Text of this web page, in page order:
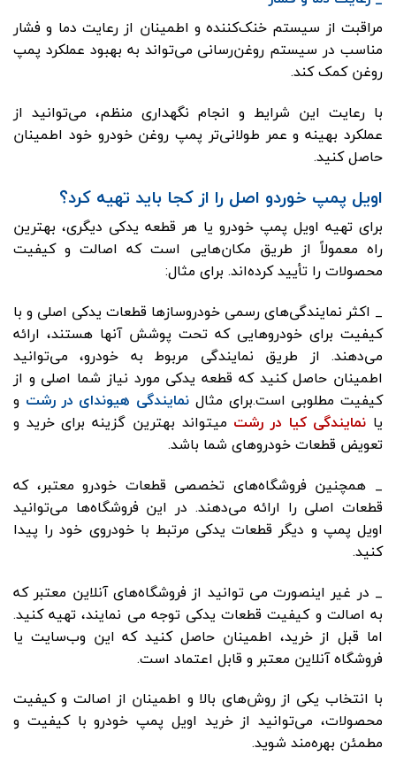
مراقبت از سیستم خنک‌کننده و اطمینان از رعایت دما و فشار
مناسب در سیستم روغن‌رسانی می‌تواند به بهبود عملکرد پمپ
روغن کمک کند.
با رعایت این شرایط و انجام نگهداری منظم، می‌توانید از
عملکرد بهینه و عمر طولانی‌تر پمپ روغن خودرو خود اطمینان
حاصل کنید.
اویل پمپ خوردو اصل را از کجا باید تهیه کرد؟
برای تهیه اویل پمپ خودرو یا هر قطعه یدکی دیگری، بهترین
راه معمولاً از طریق مکان‌هایی است که اصالت و کیفیت
محصولات را تأیید کرده‌اند. برای مثال:
_ اکثر نمایندگی‌های رسمی خودروسازها قطعات یدکی اصلی و با
کیفیت برای خودروهایی که تحت پوشش آنها هستند، ارائه
می‌دهند. از طریق نمایندگی مربوط به خودرو، می‌توانید
اطمینان حاصل کنید که قطعه یدکی مورد نیاز شما اصلی و از
کیفیت مطلوبی است.برای مثال نمایندگی هیوندای در رشت و
یا نمایندگی کیا در رشت میتواند بهترین گزینه برای خرید و
تعویض قطعات خودروهای شما باشد.
_ همچنین فروشگاه‌های تخصصی قطعات خودرو معتبر، که
قطعات اصلی را ارائه می‌دهند. در این فروشگاه‌ها می‌توانید
اویل پمپ و دیگر قطعات یدکی مرتبط با خودروی خود را پیدا
کنید.
_ در غیر اینصورت می توانید از فروشگاه‌های آنلاین معتبر که
به اصالت و کیفیت قطعات یدکی توجه می نمایند، تهیه کنید.
اما قبل از خرید، اطمینان حاصل کنید که این وب‌سایت یا
فروشگاه آنلاین معتبر و قابل اعتماد است.
با انتخاب یکی از روش‌های بالا و اطمینان از اصالت و کیفیت
محصولات، می‌توانید از خرید اویل پمپ خودرو با کیفیت و
مطمئن بهره‌مند شوید.